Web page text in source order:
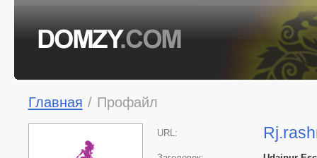
Главная / Профайл
URL: